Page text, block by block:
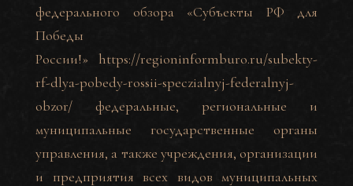
федерального обзора «Субъекты РФ для
Победы
России!» https://regioninformburo.ru/subekty-
rf-dlya-pobedy-rossii-speczialnyj-federalnyj-
obzor/ федеральные, региональные и
муниципальные государственные органы
управления, а также учреждения, организации
и предприятия всех видов муниципальных